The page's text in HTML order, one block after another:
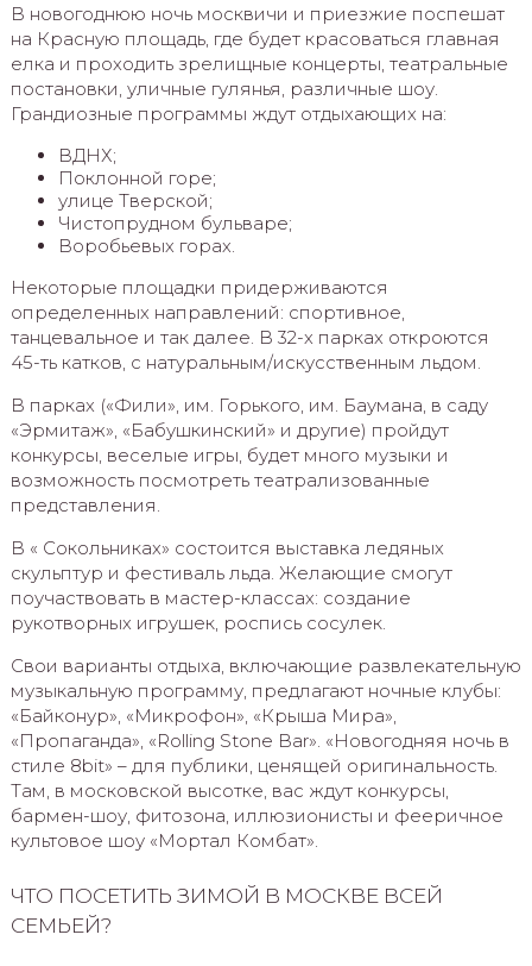
В новогоднюю ночь москвичи и приезжие поспешат
на Красную площадь, где будет красоваться главная
елка и проходить зрелищные концерты, театральные
постановки, уличные гулянья, различные шоу.
Грандиозные программы ждут отдыхающих на:
ВДНХ;
Поклонной горе;
улице Тверской;
Чистопрудном бульваре;
Воробьевых горах.
Некоторые площадки придерживаются
определенных направлений: спортивное,
танцевальное и так далее. В 32-х парках откроются
45-ть катков, с натуральным/искусственным льдом.
В парках («Фили», им. Горького, им. Баумана, в саду
«Эрмитаж», «Бабушкинский» и другие) пройдут
конкурсы, веселые игры, будет много музыки и
возможность посмотреть театрализованные
представления.
В « Сокольниках» состоится выставка ледяных
скульптур и фестиваль льда. Желающие смогут
поучаствовать в мастер-классах: создание
рукотворных игрушек, роспись сосулек.
Свои варианты отдыха, включающие развлекательную
музыкальную программу, предлагают ночные клубы:
«Байконур», «Микрофон», «Крыша Мира»,
«Пропаганда», «Rolling Stone Bar». «Новогодняя ночь в
стиле 8bit» – для публики, ценящей оригинальность.
Там, в московской высотке, вас ждут конкурсы,
бармен-шоу, фитозона, иллюзионисты и фееричное
культовое шоу «Мортал Комбат».
ЧТО ПОСЕТИТЬ ЗИМОЙ В МОСКВЕ ВСЕЙ
СЕМЬЕЙ?